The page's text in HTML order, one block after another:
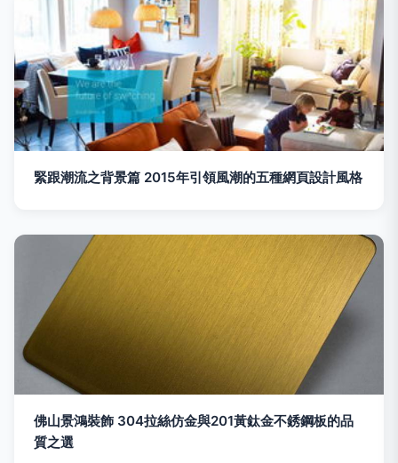
緊跟潮流之背景篇 2015年引領風潮的五種網頁設計風格
佛山景鴻裝飾 304拉絲仿金與201黃鈦金不銹鋼板的品
質之選